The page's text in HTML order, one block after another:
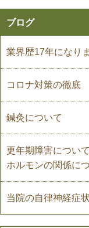
ブログ
業界歴17年になり
コロナ対策の徹底
鍼灸について
更年期障害につい
ホルモンの関係に
当院の自律神経症